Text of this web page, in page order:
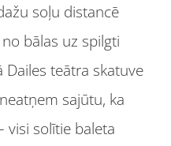
soļu distancē
bālas uz spilgti
teātra skatuve
sajūtu, ka
visi solītie baleta